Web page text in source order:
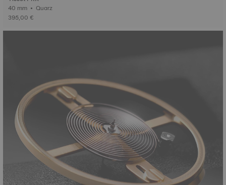
40 mm • Quarz
395,00 €